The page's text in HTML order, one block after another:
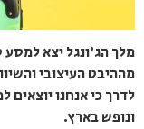
מלך הג'ונגל יצא למסע
מההיבט העיצובי
לדרך כי אנחנו
ונופש בארץ.